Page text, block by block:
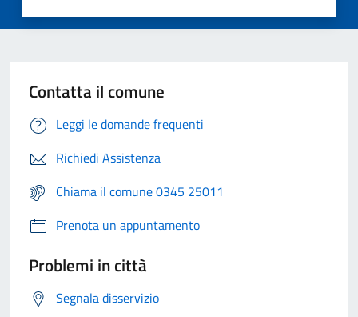
Contatta il comune
Leggi le domande frequenti
Richiedi Assistenza
Chiama il comune 0345 25011
Prenota un appuntamento
Problemi in città
Segnala disservizio